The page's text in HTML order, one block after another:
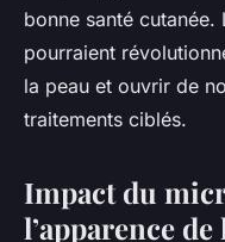
bonne santé
pourraient
la peau et ouvrir de
traitements ciblés.
Impact du
l’apparence de